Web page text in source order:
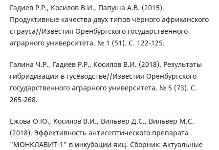
Гадиев Р.Р., Косилов В.И., Папуша А.В. (2015).
Продуктивные качества двух типов чёрного африканского
страуса//Известия Оренбургского государственного
аграрного университета. № 1 (51). С. 122-125.
Галина Ч.Р., Гадиев Р.Р., Косилов В.И. (2018). Результаты
гибридизации в гусеводстве//Известия Оренбургского
государственного аграрного университета. № 5 (73). С.
265-268.
Ежова О.Ю., Косилов В.И., Вильвер Д.С., Вильвер М.С.
(2018). Эффективность антисептического препарата
"МОНКЛАВИТ-1" в инкубации яиц. Сборник: Актуальные